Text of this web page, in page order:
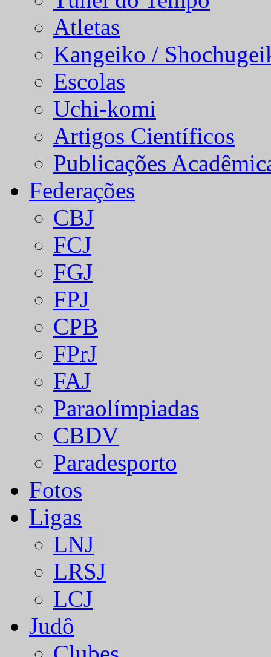
Atletas
Kangeiko /
Escolas
Uchi-komi
Artigos Científicos
Publicações
Federações
CBJ
FCJ
FGJ
FPJ
CPB
FPrJ
FAJ
Paraolímpiadas
CBDV
Paradesporto
Fotos
Ligas
LNJ
LRSJ
LCJ
Judô